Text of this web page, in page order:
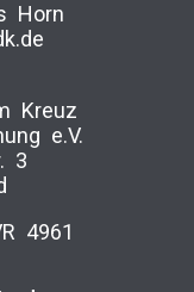
Horn
Kreuz
e.V.
3
4961